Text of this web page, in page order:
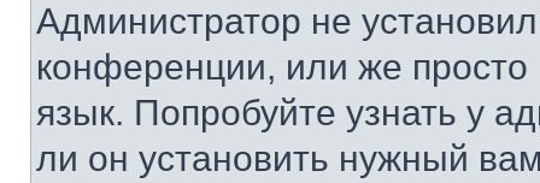
Администратор не
конференции, или же
язык. Попробуйте узнать у
ли он установить нужный